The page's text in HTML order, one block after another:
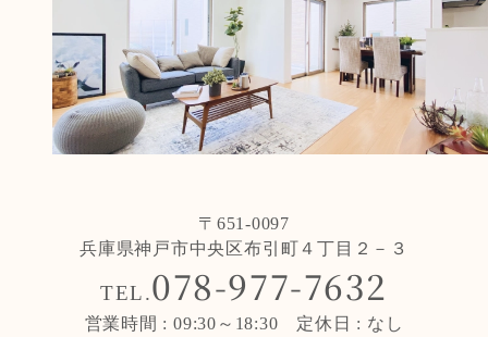
〒651-0097
兵庫県神戸市中央区布引町４丁目２－３
TEL.078-977-7632
営業時間 : 09:30～18:30 定休日 : なし